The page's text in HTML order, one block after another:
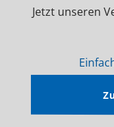
Jetzt unseren